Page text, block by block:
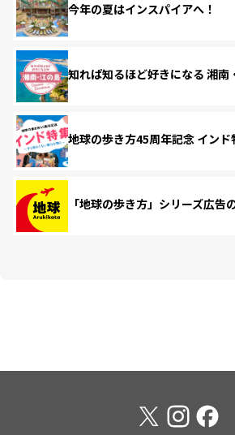
今年の夏はインスパイアへ！
知れば知るほど好きになる 湘南
地球の歩き方45周年記念 インド
「地球の歩き方」シリーズ広告